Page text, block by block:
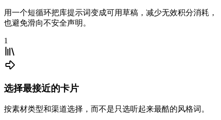
用一个短循环把库提示词变成可用草稿，减少无效积分消耗，
也避免滑向不安全声明。
1
选择最接近的卡片
按素材类型和渠道选择，而不是只选听起来最酷的风格词。